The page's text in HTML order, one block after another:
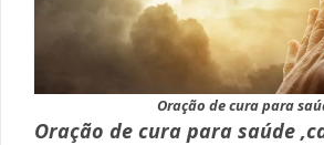
Oração de cura para
Oração de cura para saúde